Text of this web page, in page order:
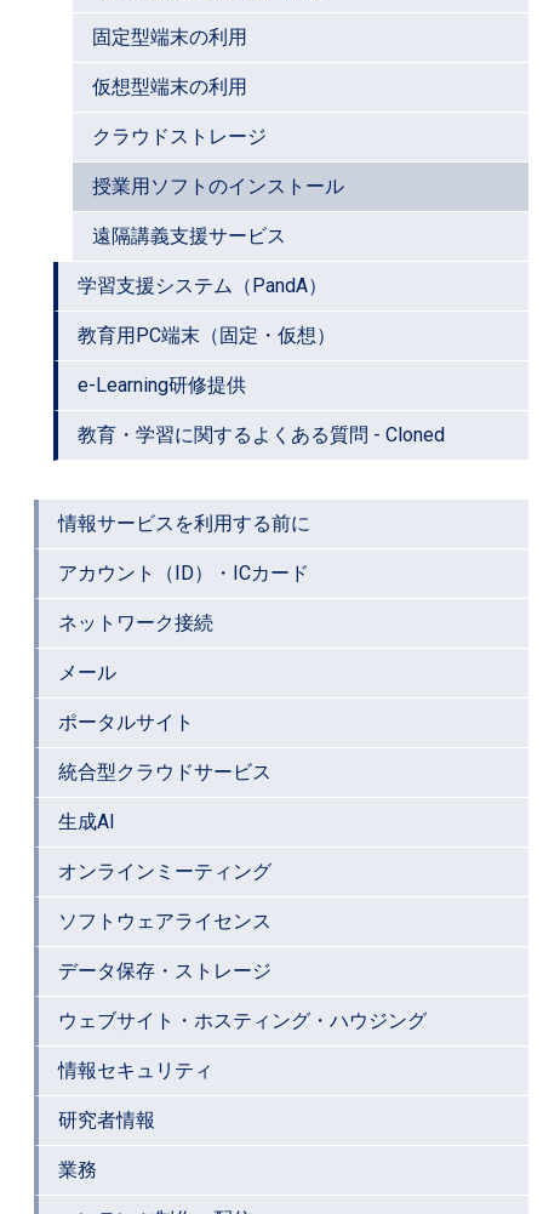
固定型端末の利用
仮想型端末の利用
クラウドストレージ
授業用ソフトのインストール
遠隔講義支援サービス
学習支援システム（PandA）
教育用PC端末（固定・仮想）
e-Learning研修提供
教育・学習に関するよくある質問 - Cloned
情報サービスを利用する前に
アカウント（ID）・ICカード
ネットワーク接続
メール
ポータルサイト
統合型クラウドサービス
生成AI
オンラインミーティング
ソフトウェアライセンス
データ保存・ストレージ
ウェブサイト・ホスティング・ハウジング
情報セキュリティ
研究者情報
業務